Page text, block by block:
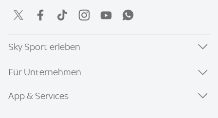
Sky Sport erleben
Für Unternehmen
App & Services